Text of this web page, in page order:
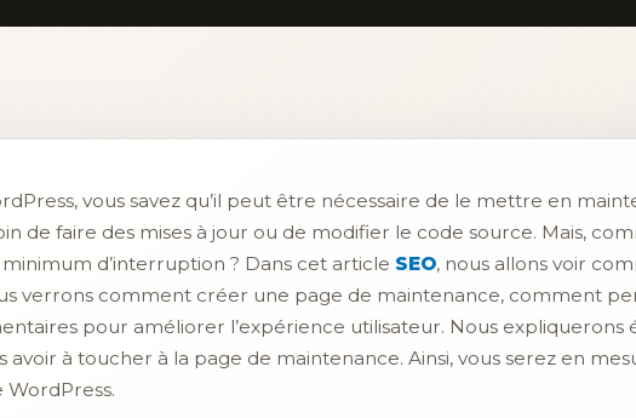
vous savez qu’il peut être nécessaire de le mettre en
de faire des mises à jour ou de modifier le code source. Mais,
d’interruption ? Dans cet article SEO, nous allons voir
verrons comment créer une page de maintenance, comment
pour améliorer l’expérience utilisateur. Nous
avoir à toucher à la page de maintenance. Ainsi, vous serez en